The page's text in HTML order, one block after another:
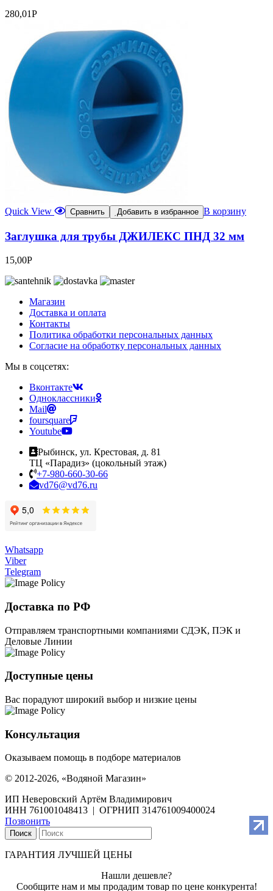
280,01Р
Quick View Сравнить Добавить в избранное В корзину
Заглушка для трубы ДЖИЛЕКС ПНД 32 мм
15,00Р
Магазин
Доставка и оплата
Контакты
Политика обработки персональных данных
Согласие на обработку персональных данных
Мы в соцсетях:
Вконтакте
Одноклассники
Mail
foursquare
Youtube
Рыбинск, ул. Крестовая, д. 81
ТЦ «Парадиз» (цокольный этаж)
+7-980-660-30-66
vd76@vd76.ru
Whatsapp
Viber
Telegram
Доставка по РФ
Отправляем транспортными компаниями СДЭК, ПЭК и
Деловые Линии
Доступные цены
Вас порадуют широкий выбор и низкие цены
Консультация
Оказываем помощь в подборе материалов
© 2012-2026, «Водяной Магазин»
ИП Неверовский Артём Владимирович
ИНН 761001048413 | ОГРНИП 314761009400024
Позвонить
Поиск
ГАРАНТИЯ ЛУЧШЕЙ ЦЕНЫ
Нашли дешевле?
Сообщите нам и мы продадим товар по цене конкурента!